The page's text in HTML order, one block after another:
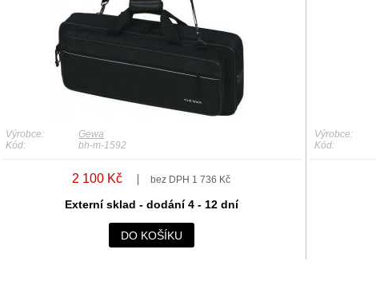
Výrobce:
Gewa
Kód:
bh-m-1592
2 100 Kč bez DPH 1 736 Kč
Externí sklad - dodání 4 - 12 dní
DO KOŠÍKU
Výrobce:
Kód: